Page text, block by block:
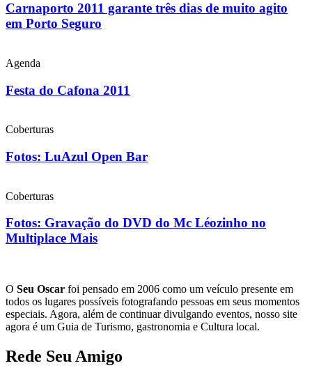
Carnaporto 2011 garante três dias de muito agito
em Porto Seguro
Agenda
Festa do Cafona 2011
Coberturas
Fotos: LuAzul Open Bar
Coberturas
Fotos: Gravação do DVD do Mc Léozinho no
Multiplace Mais
O Seu Oscar foi pensado em 2006 como um veículo presente em
todos os lugares possíveis fotografando pessoas em seus momentos
especiais. Agora, além de continuar divulgando eventos, nosso site
agora é um Guia de Turismo, gastronomia e Cultura local.
Rede Seu Amigo